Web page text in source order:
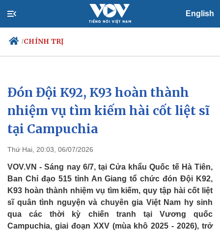
English
/CHÍNH TRỊ
Chính trị
Đảng
Tổ chức nhân sự
Quốc hội
Nhận diện sự thật
Xã hội
Tin 24h
Dự báo thời tiết
Đón Đội K92, K93 hoàn thành
nhiệm vụ tìm kiếm hài cốt liệt sĩ
tại Campuchia
Thứ Hai, 20:03, 06/07/2026
VOV.VN - Sáng nay 6/7, tại Cửa khẩu Quốc tế Hà Tiên,
Ban Chỉ đạo 515 tỉnh An Giang tổ chức đón Đội K92,
K93 hoàn thành nhiệm vụ tìm kiếm, quy tập hài cốt liệt
sĩ quân tình nguyện và chuyên gia Việt Nam hy sinh
qua các thời kỳ chiến tranh tại Vương quốc
Campuchia, giai đoạn XXV (mùa khô 2025 - 2026), trở